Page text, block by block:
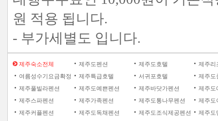
원 적용 됩니다.
- 부가세별도 입니다.
제주숙소전체 제주도펜션 제주도호텔
제주리
여름성수기요금확정
제주특급호텔 서귀포호텔
제주도
제주풀빌라펜션
제주도예쁜펜션 제주바닷가펜션
제주도
제주스파펜션
제주가족펜션 제주도통나무펜션
제주도
제주커플펜션
제주도독채펜션 제주도조식제공펜션
제주도